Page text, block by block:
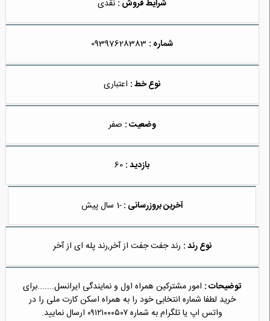
شرایط فروش : نقدی
شماره : 09397628383
نوع خط : اعتباری
وضعیت : صفر
بازدید :
آخرین بروزرسانی :-1 سال پیش
نوع رند : رند جفت جفت از آخر,رند پله ای از آخر
توضیحات : امور مشترکین همراه اول و نمایندگی ایرانسل.......برای
خرید لطفا شماره انتخابی خود را به همراه اسكن كارت ملى را در
واتس اپ یا تلگرام به شماره ۰۹۱۲۱۰۰۰۵۰۷ ارسال نمایید.